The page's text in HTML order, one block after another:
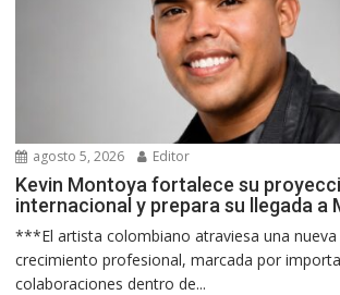
agosto 5, 2026 Editor
Kevin Montoya fortalece su
internacional y prepara su llegada a
***El artista colombiano atraviesa una nueva
crecimiento profesional, marcada por
colaboraciones dentro de...